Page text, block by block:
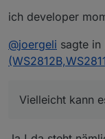
ich developer
@joergeli sagte in
Vielleicht kann